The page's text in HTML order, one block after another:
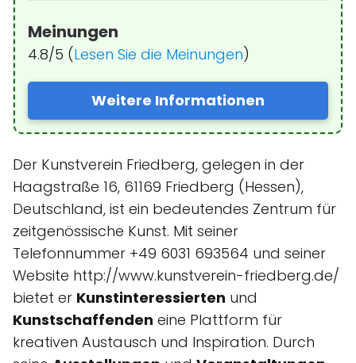
Meinungen
4.8/5 (Lesen Sie die Meinungen)
Weitere Informationen
Der Kunstverein Friedberg, gelegen in der
Haagstraße 16, 61169 Friedberg (Hessen),
Deutschland, ist ein bedeutendes Zentrum für
zeitgenössische Kunst. Mit seiner
Telefonnummer +49 6031 693564 und seiner
Website http://www.kunstverein-friedberg.de/
bietet er Kunstinteressierten und
Kunstschaffenden eine Plattform für
kreativen Austausch und Inspiration. Durch